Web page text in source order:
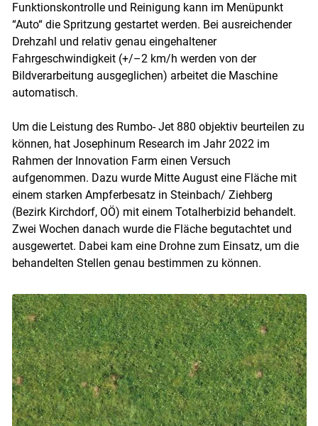
Funktionskontrolle und Reinigung kann im Menüpunkt
“Auto“ die Spritzung gestartet werden. Bei ausreichender
Drehzahl und relativ genau eingehaltener
Fahrgeschwindigkeit (+/–2 km/h werden von der
Bildverarbeitung ausgeglichen) arbeitet die Maschine
automatisch.
Um die Leistung des Rumbo- Jet 880 objektiv beurteilen zu
können, hat Josephinum Research im Jahr 2022 im
Rahmen der Innovation Farm einen Versuch
aufgenommen. Dazu wurde Mitte August eine Fläche mit
einem starken Ampferbesatz in Steinbach/ Ziehberg
(Bezirk Kirchdorf, OÖ) mit einem Totalherbizid behandelt.
Zwei Wochen danach wurde die Fläche begutachtet und
ausgewertet. Dabei kam eine Drohne zum Einsatz, um die
behandelten Stellen genau bestimmen zu können.